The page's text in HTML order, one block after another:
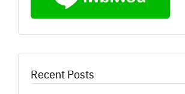
Recent Posts